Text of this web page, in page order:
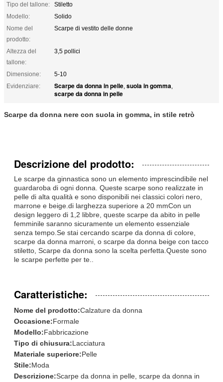
Tipo del tallone:
Stiletto
Modello:
Solido
Nome del
prodotto:
Scarpe di vestito delle donne
Altezza del
tallone:
3,5 pollici
Dimensione:
5-10
Evidenziare:
Scarpe da donna in pelle, suola in gomma,
scarpe da donna in pelle
Scarpe da donna nere con suola in gomma, in stile retrò
Descrizione del prodotto:
Le scarpe da ginnastica sono un elemento imprescindibile nel
guardaroba di ogni donna. Queste scarpe sono realizzate in
pelle di alta qualità e sono disponibili nei classici colori nero,
marrone e beige.di larghezza superiore a 20 mmCon un
design leggero di 1,2 libbre, queste scarpe da abito in pelle
femminile saranno sicuramente un elemento essenziale
senza tempo.Se stai cercando scarpe da donna di colore,
scarpe da donna marroni, o scarpe da donna beige con tacco
stiletto, Scarpe da donna sono la scelta perfetta.Queste sono
le scarpe perfette per te..
Caratteristiche:
Nome del prodotto:Calzature da donna
Occasione:Formale
Modello:Fabbricazione
Tipo di chiusura:Lacciatura
Materiale superiore:Pelle
Stile:Moda
Descrizione:Scarpe da donna in pelle, scarpe da donna in